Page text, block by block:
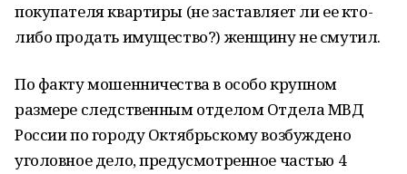
покупателя квартиры (не заставляет ли ее кто-
либо продать имущество?) женщину не смутил.
По факту мошенничества в особо крупном
размере следственным отделом Отдела МВД
России по городу Октябрьскому возбуждено
уголовное дело, предусмотренное частью 4